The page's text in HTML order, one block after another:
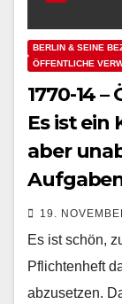
BERLIN & SEINE
ÖFFENTLICHE
1770-14
Es ist ein
aber
19.
Es ist schön,
Pflichtenheft
abzusetzen.